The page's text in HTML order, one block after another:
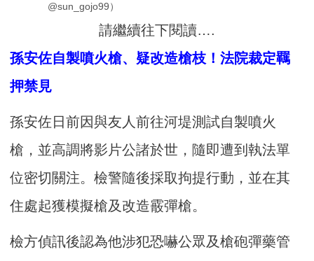
@sun_gojo99）
請繼續往下閱讀….
孫安佐自製噴火槍、疑改造槍枝！法院裁定羈
押禁見
孫安佐日前因與友人前往河堤測試自製噴火
槍，並高調將影片公諸於世，隨即遭到執法單
位密切關注。檢警隨後採取拘提行動，並在其
住處起獲模擬槍及改造霰彈槍。
檢方偵訊後認為他涉犯恐嚇公眾及槍砲彈藥管